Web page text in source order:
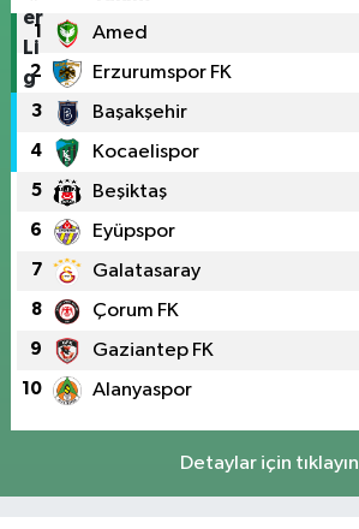
1 Amed
2 Erzurumspor FK
3 Başakşehir
4 Kocaelispor
5 Beşiktaş
6 Eyüpspor
7 Galatasaray
8 Çorum FK
9 Gaziantep FK
10 Alanyaspor
Detaylar için tıklayın